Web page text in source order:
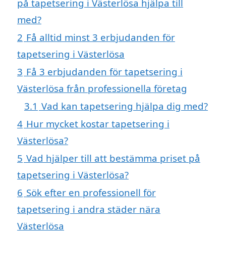
på tapetsering i Västerlösa hjälpa till
med?
2 Få alltid minst 3 erbjudanden för
tapetsering i Västerlösa
3 Få 3 erbjudanden för tapetsering i
Västerlösa från professionella företag
3.1 Vad kan tapetsering hjälpa dig med?
4 Hur mycket kostar tapetsering i
Västerlösa?
5 Vad hjälper till att bestämma priset på
tapetsering i Västerlösa?
6 Sök efter en professionell för
tapetsering i andra städer nära
Västerlösa